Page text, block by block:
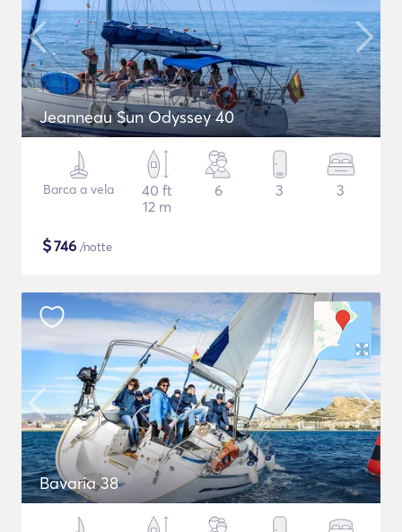
Jeanneau Sun Odyssey 40
Barca a vela
40 ft
12 m
6 3 3
$746 /notte
Bavaria 38